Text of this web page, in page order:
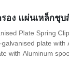
อง แผ่นเหล็กชุบ
Plate Spring
plate
with Aluminum